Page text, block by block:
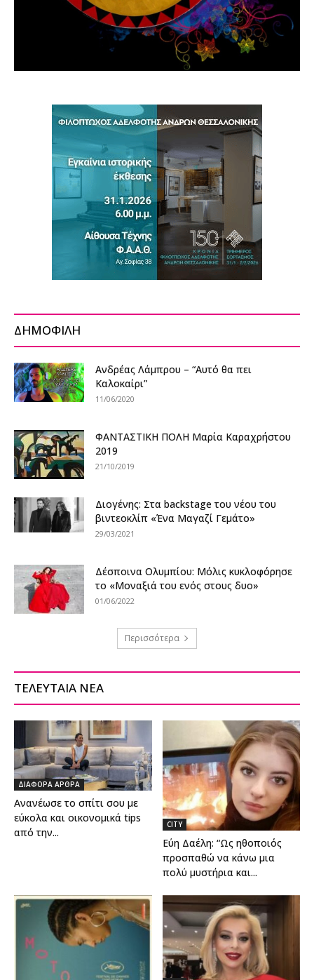
ΔΗΜΟΦΙΛΗ
Ανδρέας Λάμπρου – “Αυτό θα πει
Καλοκαίρι”
11/06/2020
ΦΑΝΤΑΣΤΙΚΗ ΠΟΛΗ Μαρία Καραχρήστου
2019
21/10/2019
Διογένης: Στα backstage του νέου του
βιντεοκλίπ «Ένα Μαγαζί Γεμάτο»
29/03/2021
Δέσποινα Ολυμπίου: Μόλις κυκλοφόρησε
το «Μοναξιά του ενός στους δυο»
01/06/2022
Περισσότερα
ΤΕΛΕΥΤΑΙΑ ΝΕΑ
ΔΙΑΦΟΡΑ ΑΡΘΡΑ
Ανανέωσε το σπίτι σου με
εύκολα και οικονομικά tips
από την...
CITY
Εύη Δαέλη: “Ως ηθοποιός
προσπαθώ να κάνω μια
πολύ μυστήρια και...